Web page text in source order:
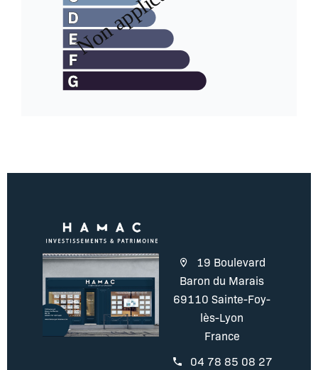
19 Boulevard
Baron du Marais
69110 Sainte-Foy-
lès-Lyon
France
04 78 85 08 27